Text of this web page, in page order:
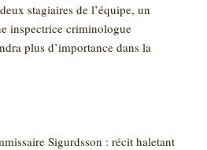
stagiaires de l’équipe, un
inspectrice criminologue
plus d’importance dans la
Sigurdsson : récit haletant